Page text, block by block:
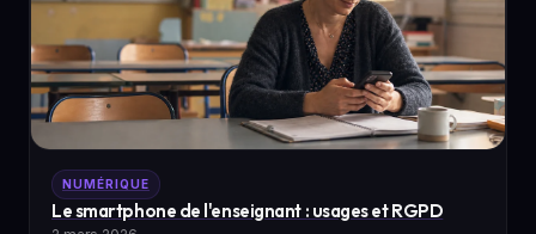
NUMÉRIQUE
Le smartphone de l'enseignant : usages et RGPD